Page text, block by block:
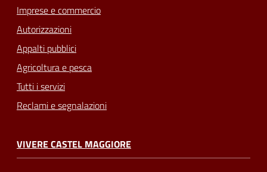
Imprese e commercio
Autorizzazioni
Appalti pubblici
Agricoltura e pesca
Tutti i servizi
Reclami e segnalazioni
VIVERE CASTEL MAGGIORE